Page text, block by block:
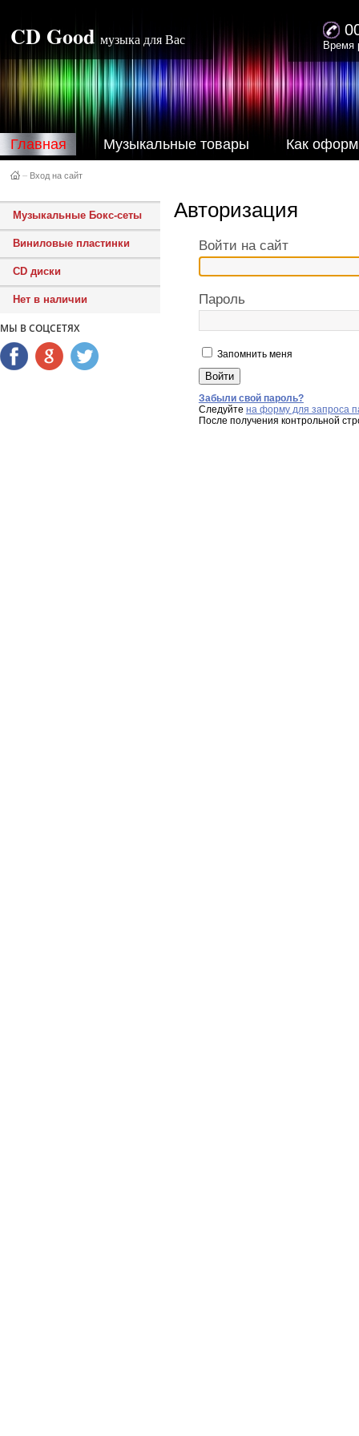
CD Good музыка для Вас Время
Главная Музыкальные товары Как
– Вход на сайт
Музыкальные Бокс-сеты
Виниловые пластинки
CD диски
Нет в наличии
МЫ В СОЦСЕТЯХ
Авторизация
Войти на сайт
Пароль
Запомнить меня
Забыли свой пароль?
Следуйте на форму для запроса
После получения контрольной